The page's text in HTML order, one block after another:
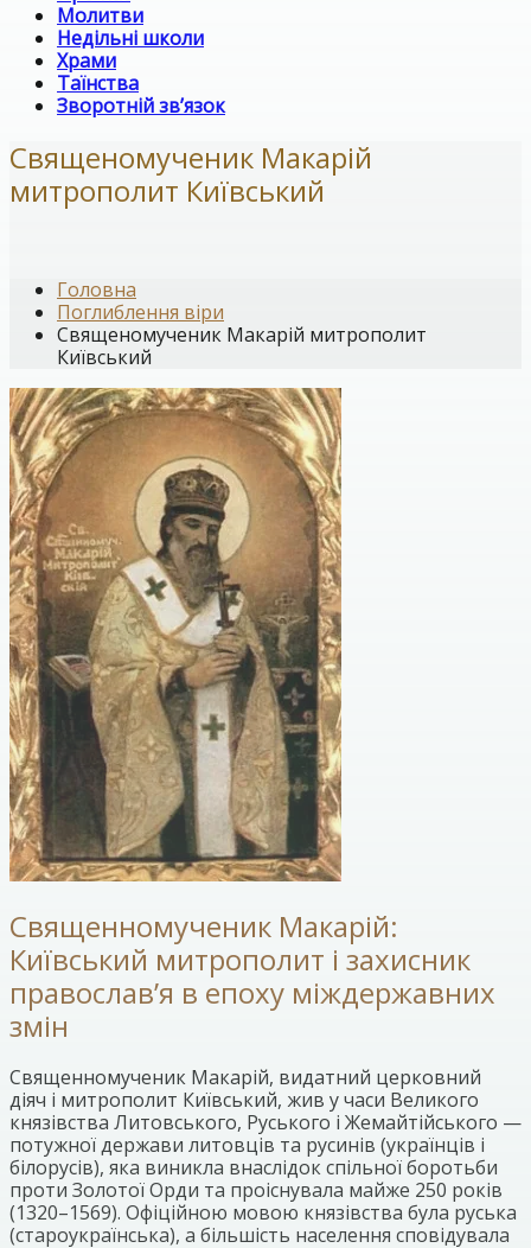
Молитви
Недільні школи
Храми
Таїнства
Зворотній зв’язок
Священомученик Макарій
митрополит Київський
Головна
Поглиблення віри
Священомученик Макарій митрополит
Київський
Священномученик Макарій:
Київський митрополит і захисник
православ’я в епоху міждержавних
змін
Священномученик Макарій, видатний церковний
діяч і митрополит Київський, жив у часи Великого
князівства Литовського, Руського і Жемайтійського —
потужної держави литовців та русинів (українців і
білорусів), яка виникла внаслідок спільної боротьби
проти Золотої Орди та проіснувала майже 250 років
(1320–1569). Офіційною мовою князівства була руська
(староукраїнська), а більшість населення сповідувала